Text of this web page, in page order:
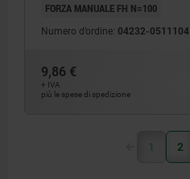
FORZA MANUALE FH N=100
Numero d’ordine: 04232-0511104
9,86 €
+ IVA
più le spese di spedizione
1 2